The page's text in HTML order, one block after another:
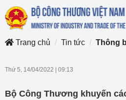
Trang chủ
Tin tức Thông
Thứ 5, 14/04/2022 09:13
Bộ Công Thương khuyến